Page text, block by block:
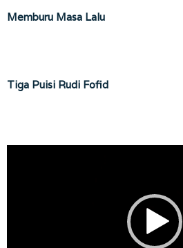
Memburu Masa Lalu
Tiga Puisi Rudi Fofid